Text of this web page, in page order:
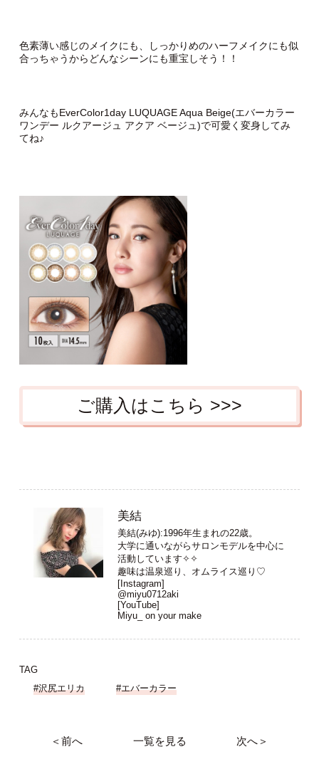
色素薄い感じのメイクにも、しっかりめのハーフメイクにも似
合っちゃうからどんなシーンにも重宝しそう！！
みんなもEverColor1day LUQUAGE Aqua Beige(エバーカラー
ワンデー ルクアージュ アクア ベージュ)で可愛く変身してみ
てね♪
ご購入はこちら >>>
美結
美結(みゆ):1996年生まれの22歳。
大学に通いながらサロンモデルを中心に
活動しています✧✧
趣味は温泉巡り、オムライス巡り♡
[Instagram]
@miyu0712aki
[YouTube]
Miyu_ on your make
TAG
#沢尻エリカ
#エバーカラー
＜前へ 一覧を見る 次へ＞